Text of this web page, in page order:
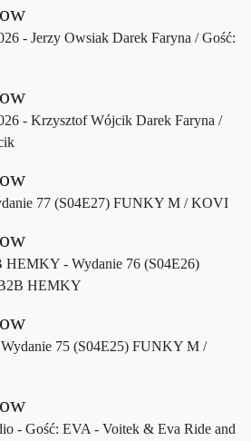
- Jerzy Owsiak Darek Faryna / Gość:
- Krzysztof Wójcik Darek Faryna /
77 (S04E27) FUNKY M / KOVI
- Wydanie 76 (S04E26)
HEMKY
75 (S04E25) FUNKY M /
- Gość: EVA - Voitek & Eva Ride and